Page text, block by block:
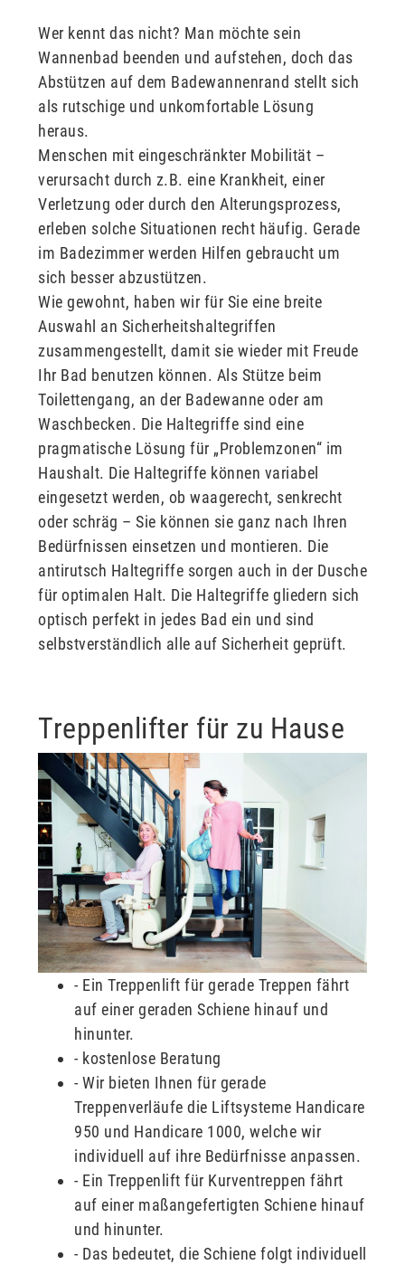
Wer kennt das nicht? Man möchte sein
Wannenbad beenden und aufstehen, doch das
Abstützen auf dem Badewannenrand stellt sich
als rutschige und unkomfortable Lösung
heraus.
Menschen mit eingeschränkter Mobilität –
verursacht durch z.B. eine Krankheit, einer
Verletzung oder durch den Alterungsprozess,
erleben solche Situationen recht häufig. Gerade
im Badezimmer werden Hilfen gebraucht um
sich besser abzustützen.
Wie gewohnt, haben wir für Sie eine breite
Auswahl an Sicherheitshaltegriffen
zusammengestellt, damit sie wieder mit Freude
Ihr Bad benutzen können. Als Stütze beim
Toilettengang, an der Badewanne oder am
Waschbecken. Die Haltegriffe sind eine
pragmatische Lösung für „Problemzonen“ im
Haushalt. Die Haltegriffe können variabel
eingesetzt werden, ob waagerecht, senkrecht
oder schräg – Sie können sie ganz nach Ihren
Bedürfnissen einsetzen und montieren. Die
antirutsch Haltegriffe sorgen auch in der Dusche
für optimalen Halt. Die Haltegriffe gliedern sich
optisch perfekt in jedes Bad ein und sind
selbstverständlich alle auf Sicherheit geprüft.
Treppenlifter für zu Hause
- Ein Treppenlift für gerade Treppen fährt
auf einer geraden Schiene hinauf und
hinunter.
- kostenlose Beratung
- Wir bieten Ihnen für gerade
Treppenverläufe die Liftsysteme Handicare
950 und Handicare 1000, welche wir
individuell auf ihre Bedürfnisse anpassen.
- Ein Treppenlift für Kurventreppen fährt
auf einer maßangefertigten Schiene hinauf
und hinunter.
- Das bedeutet, die Schiene folgt individuell